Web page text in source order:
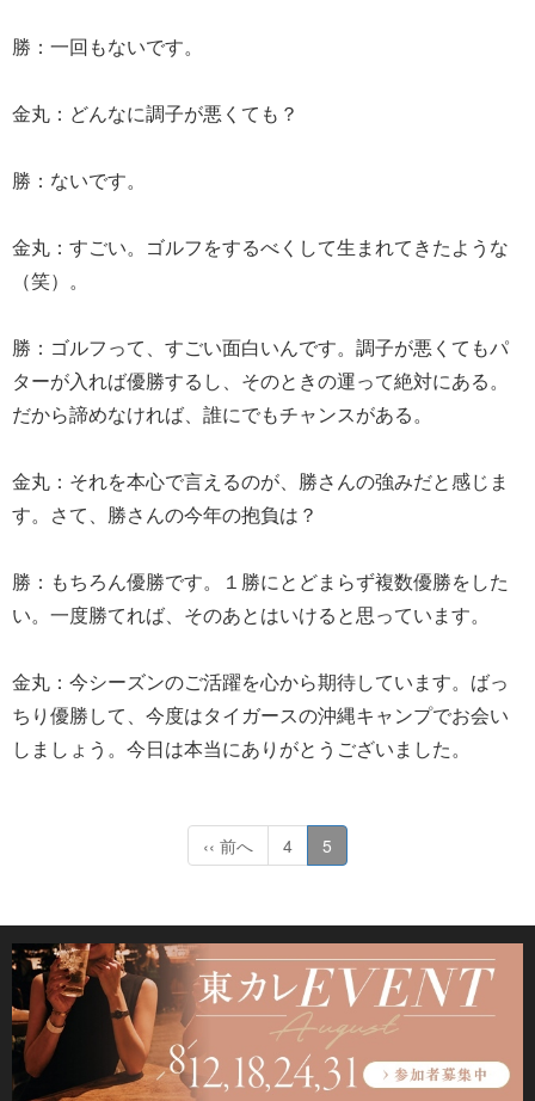
勝：一回もないです。
金丸：どんなに調子が悪くても？
勝：ないです。
金丸：すごい。ゴルフをするべくして生まれてきたような
（笑）。
勝：ゴルフって、すごい面白いんです。調子が悪くてもパ
ターが入れば優勝するし、そのときの運って絶対にある。
だから諦めなければ、誰にでもチャンスがある。
金丸：それを本心で言えるのが、勝さんの強みだと感じま
す。さて、勝さんの今年の抱負は？
勝：もちろん優勝です。１勝にとどまらず複数優勝をした
い。一度勝てれば、そのあとはいけると思っています。
金丸：今シーズンのご活躍を心から期待しています。ばっ
ちり優勝して、今度はタイガースの沖縄キャンプでお会い
しましょう。今日は本当にありがとうございました。
‹‹ 前へ 4 5